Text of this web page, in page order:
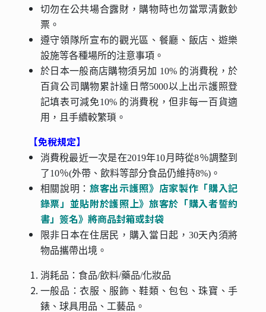
切勿在公共場合露財，購物時也勿當眾清數鈔
票。
遵守領隊所宣布的觀光區、餐廳、飯店、遊樂
設施等各種場所的注意事項。
於日本一般商店購物須另加 10% 的消費稅，於
百貨公司購物累計達日幣5000以上出示護照登
記填表可減免10% 的消費稅，但非每一百貨適
用，且手續較繁瑣。
【免稅規定】
消費稅最近一次是在2019年10月時從8％調整到
了10％(外帶、飲料等部分食品仍維持8%)。
相關說明：旅客出示護照》店家製作「購入記
錄票」並貼附於護照上》旅客於「購入者誓約
書」簽名》將商品封箱或封袋
限非日本在住居民，購入當日起，30天內須將
物品攜帶出境。
消耗品：食品/飲料/藥品/化妝品
一般品：衣服、服飾、鞋類、包包、珠寶、手
錶、球具用品、工藝品。